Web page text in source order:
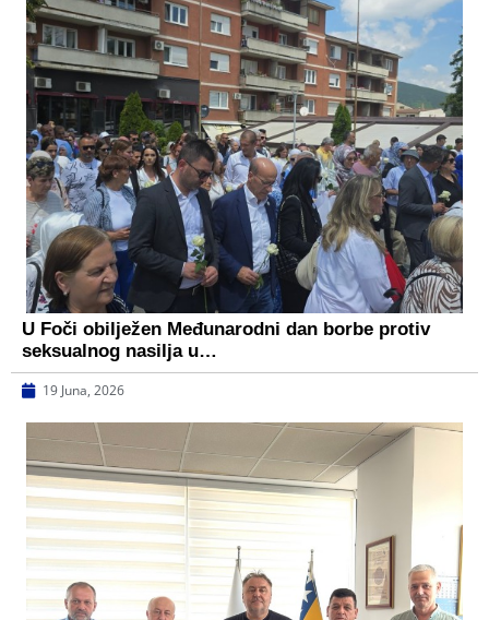
U Foči obilježen Međunarodni dan borbe protiv
seksualnog nasilja u…
19 Juna, 2026